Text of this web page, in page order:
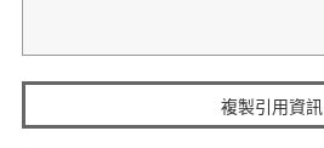
複製引用資訊